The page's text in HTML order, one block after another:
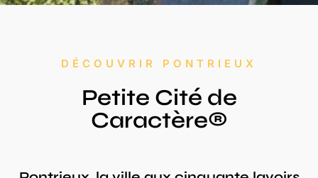
DÉCOUVRIR PONTRIEUX
Petite Cité de
Caractère®